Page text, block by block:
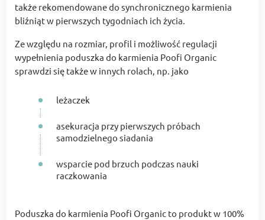
także rekomendowane do synchronicznego karmienia
bliźniąt w pierwszych tygodniach ich życia.
Ze względu na rozmiar, profil i możliwość regulacji
wypełnienia poduszka do karmienia Poofi Organic
sprawdzi się także w innych rolach, np. jako
leżaczek
asekuracja przy pierwszych próbach
samodzielnego siadania
wsparcie pod brzuch podczas nauki
raczkowania
Poduszka do karmienia Poofi Organic to produkt w 100%